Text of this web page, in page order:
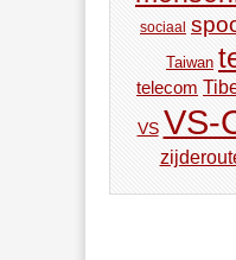
sociaal
Taiwan
telecom
VS VS-